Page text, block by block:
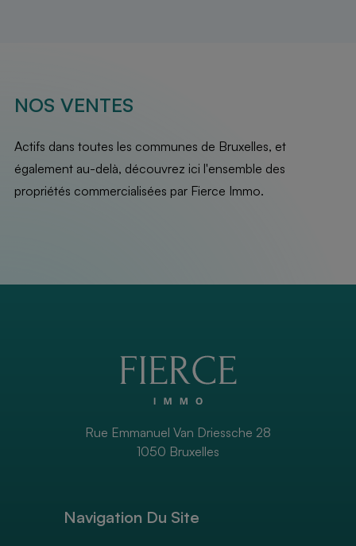
NOS VENTES
Actifs dans toutes les communes de Bruxelles, et
également au-delà, découvrez ici l'ensemble des
propriétés commercialisées par Fierce Immo.
Navigation Du Site
Rue Emmanuel Van Driessche 28
1050 Bruxelles